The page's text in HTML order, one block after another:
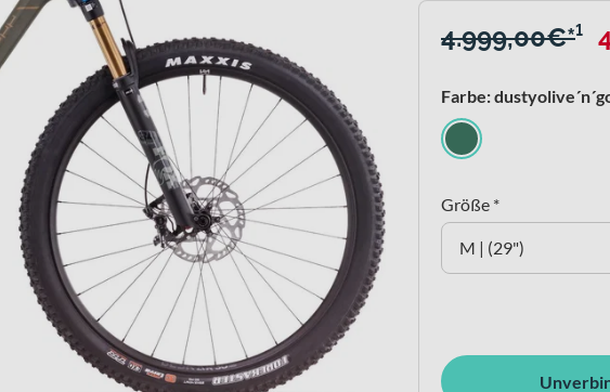
4.999,00€*¹
Farbe:
Größe *
M | (29")